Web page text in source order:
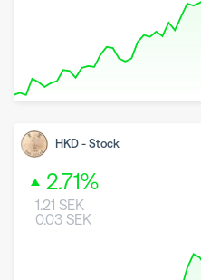
HKD - Stock
2.71%
1.21 SEK
0.03 SEK